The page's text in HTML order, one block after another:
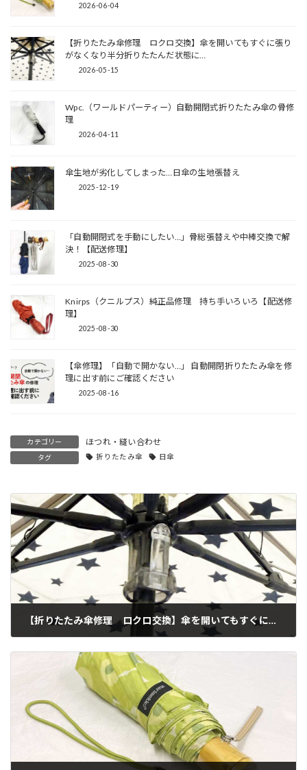
2026-06-04
【折りたたみ傘修理 ロクロ交換】傘を開いてもすぐに張り
がなくなり半分折りたたんだ状態に…
2026-05-15
Wpc.（ワールドパーティー）自動開閉式折りたたみ傘の骨修
理
2026-04-11
傘生地が劣化してしまった…日傘の生地張替え
2025-12-19
「自動開閉式を手動にしたい…」骨総張替えや中棒交換で解
決！【配送修理】
2025-08-30
Knirps（クニルプス）純正品修理 持ち手いろいろ【配送修
理】
2025-08-30
【傘修理】「自動で開かない…」 自動開閉折りたたみ傘を修
理に出す前にご確認ください
2025-08-16
カテゴリー ほつれ・縫い合わせ
タグ 折りたたみ傘 日傘
【折りたたみ傘修理 ロクロ交換】傘を開いてもすぐに張りがなくなり半分折りたたんだ状態に…